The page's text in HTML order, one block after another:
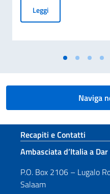
LeggiMessaggio del Vice
Naviga
Sezione
Recapiti e Contatti
Ambasciata d’Italia a
P.O. Box 2106 – Lugalo
Salaam